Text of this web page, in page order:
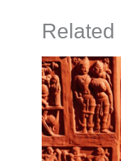
Related